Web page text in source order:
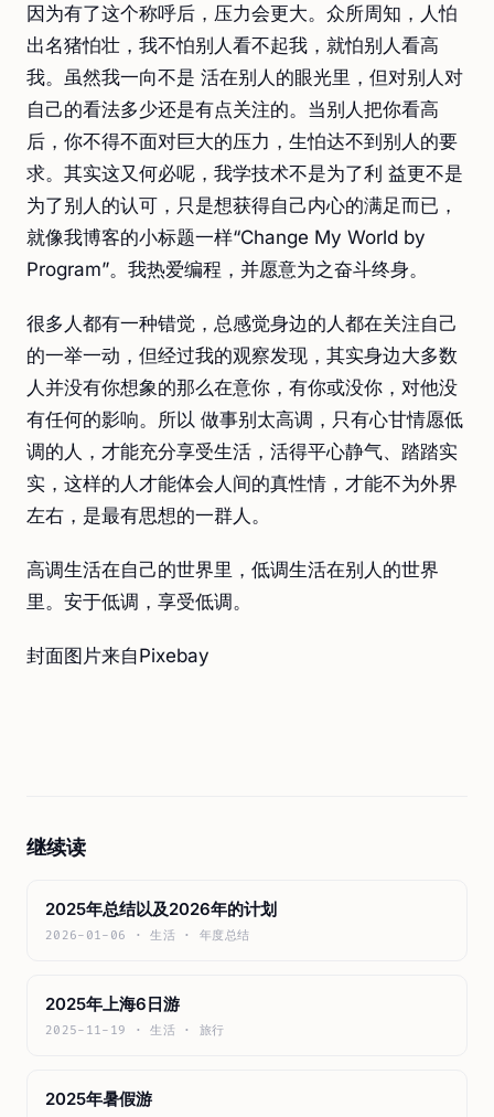
因为有了这个称呼后，压力会更大。众所周知，人怕
出名猪怕壮，我不怕别人看不起我，就怕别人看高
我。虽然我一向不是 活在别人的眼光里，但对别人对
自己的看法多少还是有点关注的。当别人把你看高
后，你不得不面对巨大的压力，生怕达不到别人的要
求。其实这又何必呢，我学技术不是为了利 益更不是
为了别人的认可，只是想获得自己内心的满足而已，
就像我博客的小标题一样“Change My World by
Program”。我热爱编程，并愿意为之奋斗终身。
很多人都有一种错觉，总感觉身边的人都在关注自己
的一举一动，但经过我的观察发现，其实身边大多数
人并没有你想象的那么在意你，有你或没你，对他没
有任何的影响。所以 做事别太高调，只有心甘情愿低
调的人，才能充分享受生活，活得平心静气、踏踏实
实，这样的人才能体会人间的真性情，才能不为外界
左右，是最有思想的一群人。
高调生活在自己的世界里，低调生活在别人的世界
里。安于低调，享受低调。
封面图片来自Pixebay
继续读
2025年总结以及2026年的计划
2026-01-06 · 生活 · 年度总结
2025年上海6日游
2025-11-19 · 生活 · 旅行
2025年暑假游